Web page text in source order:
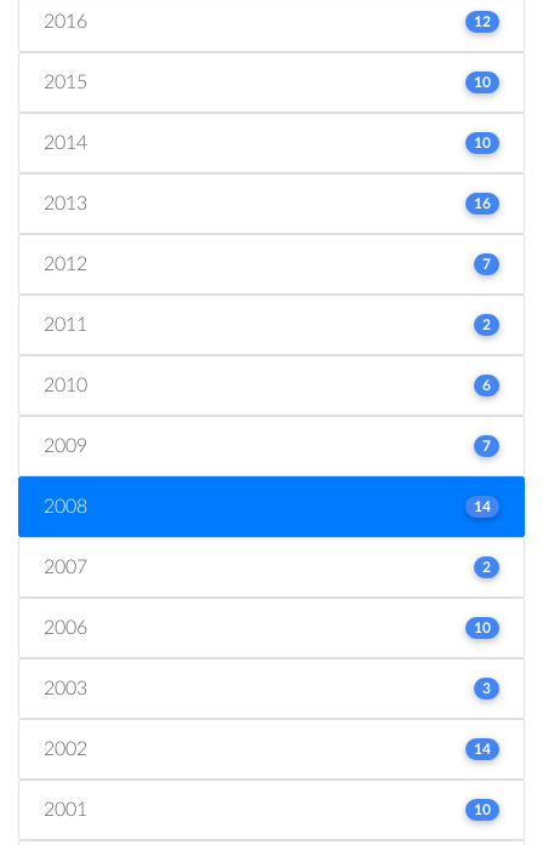
2016 12
2015 10
2014 10
2013 16
2012 7
2011 2
2010 6
2009 7
2008 14
2007 2
2006 10
2003 3
2002 14
2001 10